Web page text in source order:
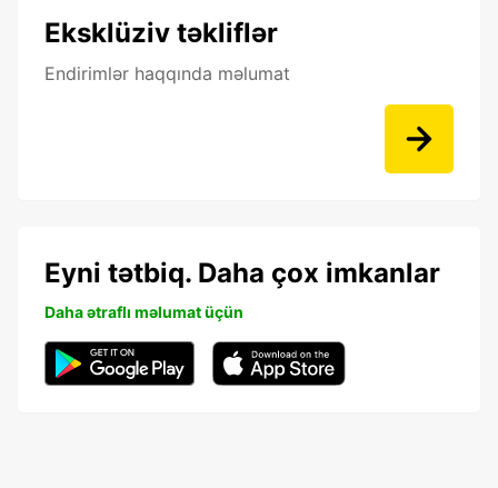
Eksklüziv təkliflər
Endirimlər haqqında məlumat
Eyni tətbiq. Daha çox imkanlar
Daha ətraflı məlumat üçün